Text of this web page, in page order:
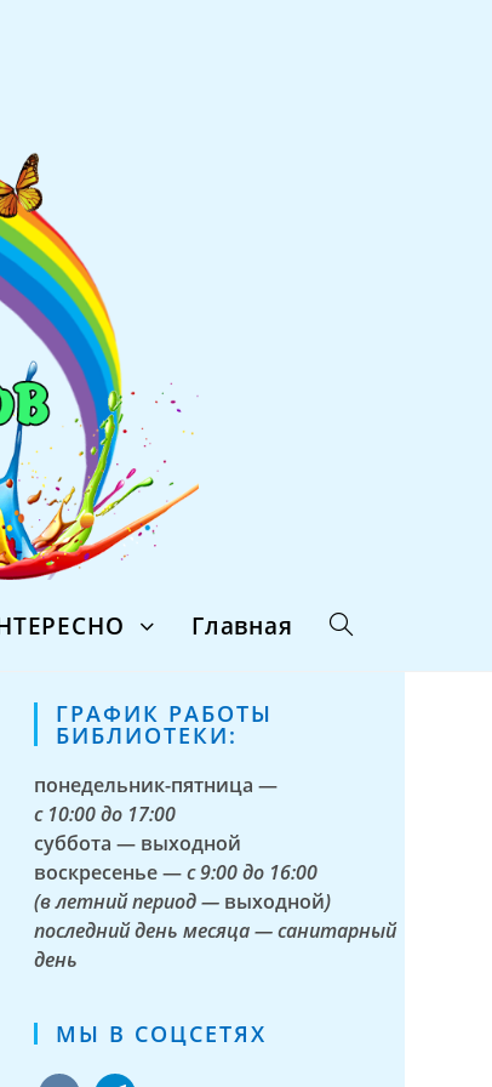
Главная
ГРАФИК РАБОТЫ
БИБЛИОТЕКИ:
понедельник-пятница —
с 10:00 до 17:00
суббота — выходной
воскресенье —с 9:00 до 16:00
(в летний период — выходной)
последний день месяца — санитарный
день
МЫ В СОЦСЕТЯХ